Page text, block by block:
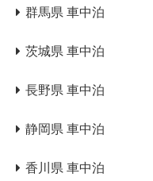
群馬県 車中泊
茨城県 車中泊
長野県 車中泊
静岡県 車中泊
香川県 車中泊